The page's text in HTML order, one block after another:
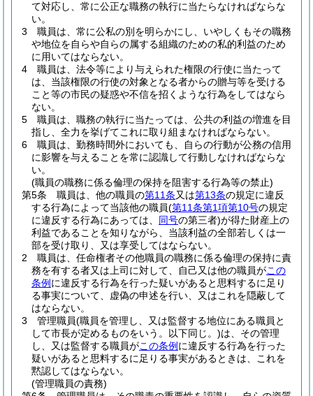
て対応し、常に公正な職務の執行に当たらなければならな
い。
3
職員は、常に公私の別を明らかにし、いやしくもその職務
や地位を自らや自らの属する組織のための私的利益のため
に用いてはならない。
4
職員は、法令等により与えられた権限の行使に当たって
は、当該権限の行使の対象となる者からの贈与等を受ける
こと等の市民の疑惑や不信を招くような行為をしてはなら
ない。
5
職員は、職務の執行に当たっては、公共の利益の増進を目
指し、全力を挙げてこれに取り組まなければならない。
6
職員は、勤務時間外においても、自らの行動が公務の信用
に影響を与えることを常に認識して行動しなければならな
い。
(職員の職務に係る倫理の保持を阻害する行為等の禁止)
第5条
職員は、他の職員の第11条又は第13条の規定に違反
する行為によって当該他の職員(第11条第1項第10号の規定
に違反する行為にあっては、 同号の第三者)が得た財産上の
利益であることを知りながら、当該利益の全部若しくは一
部を受け取り、又は享受してはならない。
2
職員は、任命権者その他職員の職務に係る倫理の保持に責
務を有する者又は上司に対して、自己又は他の職員がこの
条例 に違反する行為を行った疑いがあると思料するに足り
る事実について、虚偽の申述を行い、又はこれを隠蔽して
はならない。
3
管理職員(職員を管理し、又は監督する地位にある職員と
して市長が定めるものをいう。以下同じ。)は、その管理
し、又は監督する職員がこの条例 に違反する行為を行った
疑いがあると思料するに足りる事実があるときは、これを
黙認してはならない。
(管理職員の責務)